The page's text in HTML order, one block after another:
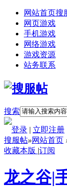
网站首页搜
网页游戏
手机游戏
网络游戏
游戏资源
站务联系
搜索
登录 | 立即注册
搜服帖»网站首页
收藏本版 |订阅
龙之谷|